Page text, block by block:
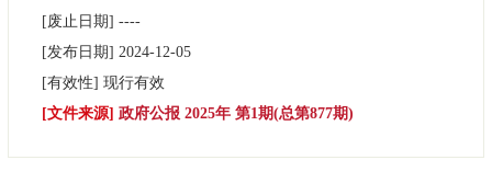
市领导
决策公开 专题公开
[废止日期] ----
[发布日期] 2024-12-05
[有效性] 现行有效
[文件来源] 政府公报 2025年 第1期(总第877期)